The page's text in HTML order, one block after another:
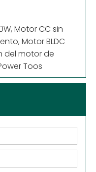
Motor CC sin
Motor BLDC
del motor de
Toos